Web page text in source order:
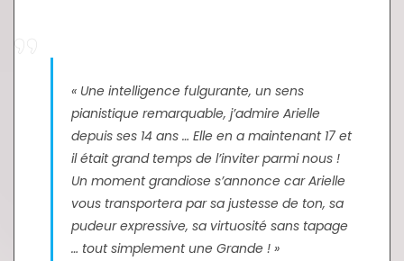
« Une intelligence fulgurante, un sens
pianistique remarquable, j’admire Arielle
depuis ses 14 ans … Elle en a maintenant 17 et
il était grand temps de l’inviter parmi nous !
Un moment grandiose s’annonce car Arielle
vous transportera par sa justesse de ton, sa
pudeur expressive, sa virtuosité sans tapage
… tout simplement une Grande ! »